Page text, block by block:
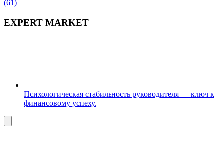
(61)
EXPERT MARKET
Психологическая стабильность руководителя — ключ к
финансовому успеху.